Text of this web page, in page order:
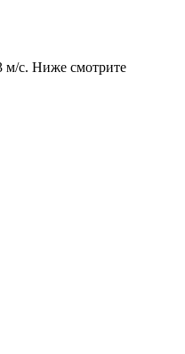
м/с. Ниже смотрите